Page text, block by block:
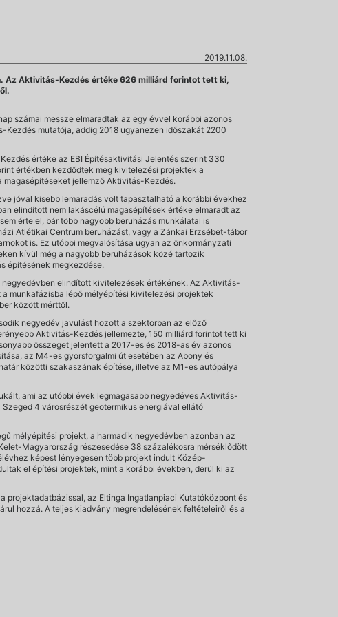
2019.11.08.
Az Aktivitás-Kezdés értéke 626 milliárd forintot tett ki,
számai messze elmaradtak az egy évvel korábbi azonos
mutatója, addig 2018 ugyanezen időszakát 2200
értéke az EBI Építésaktivitási Jelentés szerint 330
értékben kezdődtek meg kivitelezési projektek a
magasépítéseket jellemző Aktivitás-Kezdés.
jóval kisebb lemaradás volt tapasztalható a korábbi évekhez
elindított nem lakáscélú magasépítések értéke elmaradt az
érte el, bár több nagyobb beruházás munkálatai is
Atlétikai Centrum beruházást, vagy a Zánkai Erzsébet-tábor
is. Ez utóbbi megvalósítása ugyan az önkormányzati
kívül még a nagyobb beruházások közé tartozik
építésének megkezdése.
elindított kivitelezések értékének. Az Aktivitás-
munkafázisba lépő mélyépítési kivitelezési projektek
között mérttől.
negyedév javulást hozott a szektorban az előző
Aktivitás-Kezdés jellemezte, 150 milliárd forintot tett ki
összeget jelentett a 2017-es és 2018-as év azonos
az M4-es gyorsforgalmi út esetében az Abony és
közötti szakaszának építése, illetve az M1-es autópálya
ami az utóbbi évek legmagasabb negyedéves Aktivitás-
4 városrészét geotermikus energiával ellátó
mélyépítési projekt, a harmadik negyedévben azonban az
Magyarország részesedése 38 százalékosra mérséklődött
képest lényegesen több projekt indult Közép-
el építési projektek, mint a korábbi években, derül ki az
projektadatbázissal, az Eltinga Ingatlanpiaci Kutatóközpont és
hozzá. A teljes kiadvány megrendelésének feltételeiről és a